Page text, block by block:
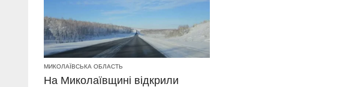
МИКОЛАЇВСЬКА ОБЛАСТЬ
На Миколаївщині відкрили